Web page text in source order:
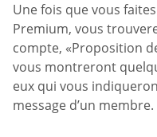
Une fois que vous
Premium, vous
compte, «Proposition
vous montreront
eux qui vous
message d’un membre.